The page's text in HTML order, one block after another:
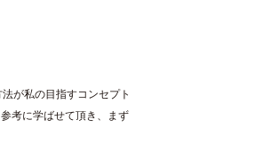
が私の目指すコンセプト
考に学ばせて頂き、まず